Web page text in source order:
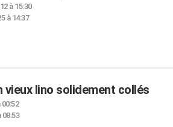
à 15:30
à 14:37
vieux lino solidement collés
08:53